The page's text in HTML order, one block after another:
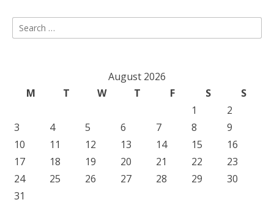
Search
for:
August 2026
M
T W T F S
S
1
2
3
4 5 6 7 8
9
10
11 12 13 14 15
16
17
18 19 20 21 22
23
24
25 26 27 28 29
30
31